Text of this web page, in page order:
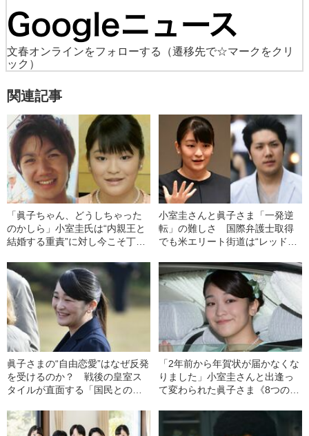
文春オンラインをフォローする
（遷移先で☆マークをクリ
ック）
関連記事
「眞子ちゃん、どうしちゃった
のかしら」小室圭氏は“内親王と
結婚する重責”に対し今こそ丁寧
小室圭さんと眞子さま「一発逆
転」の難しさ 国際弁護士取得
でも米エリート街道は“レッドオ
眞子さまの“自由恋愛”はなぜ反発
を受けるのか？ 戦後の皇室ス
タイルが直面する「国民とのズ
「2年前から年賀状が届かなくな
りました」小室圭さんと出逢っ
て変わられた眞子さま《8つの証